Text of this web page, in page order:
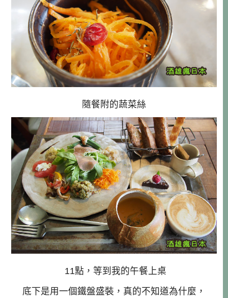
隨餐附的蔬菜絲
11點，等到我的午餐上桌
底下是用一個鐵盤盛裝，真的不知道為什麼，